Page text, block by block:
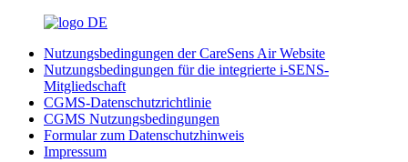
DE
Nutzungsbedingungen der CareSens Air Website
Nutzungsbedingungen für die integrierte i-SENS-
Mitgliedschaft
CGMS-Datenschutzrichtlinie
CGMS Nutzungsbedingungen
Formular zum Datenschutzhinweis
Impressum